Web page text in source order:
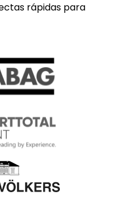
rápidas para